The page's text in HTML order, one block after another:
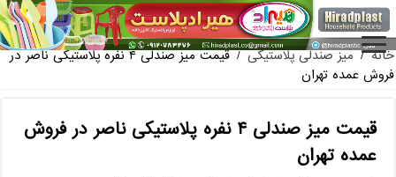
فروش گلدان پلاستیکی گلخانه به صورت آنلاین
خانه / میز صندلی پلاستیکی /
قیمت میز صندلی ۴ نفره پلاستیکی ناصر در
فروش عمده تهران
قیمت میز صندلی ۴ نفره پلاستیکی ناصر در فروش
عمده تهران